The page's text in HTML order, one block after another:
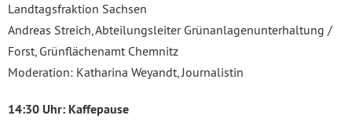
Landtagsfraktion Sachsen
Andreas Streich, Abteilungsleiter Grünanlagenunterhaltung /
Forst, Grünflächenamt Chemnitz
Moderation: Katharina Weyandt, Journalistin
14:30 Uhr: Kaffepause